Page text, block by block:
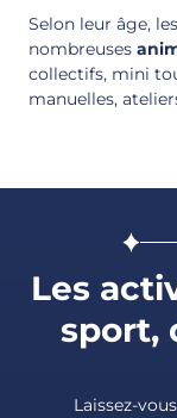
Selon leur âge,
nombreuses
collectifs, mini
manuelles,
Les
sport,
Laissez-